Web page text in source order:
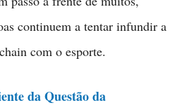
continuem a tentar infundir a
com o esporte.
da Questão da